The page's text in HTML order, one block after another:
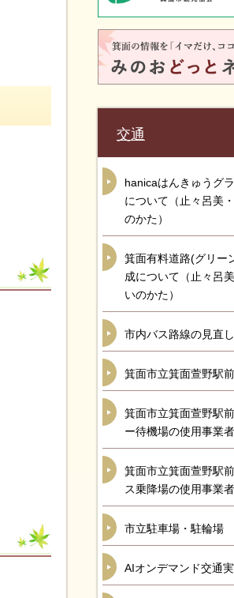
交通
hanicaはんきゅうグ
について（止々呂美
のかた）
箕面有料道路(グリー
成について（止々呂
いのかた）
市内バス路線の見直
箕面市立箕面萱野駅
箕面市立箕面萱野駅
ー待機場の使用事業
箕面市立箕面萱野駅
ス乗降場の使用事業
市立駐車場・駐輪場
AIオンデマンド交通